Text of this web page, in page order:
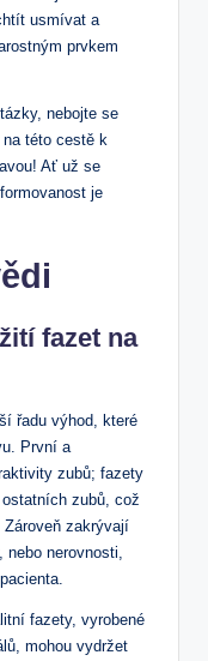
usmívat a
prvkem
nebojte se
této cestě k
Ať už se
je
fazet na
řadu výhod, které
První a
zubů; fazety
zubů, což
zakrývají
nerovnosti,
fazety, vyrobené
mohou vydržet